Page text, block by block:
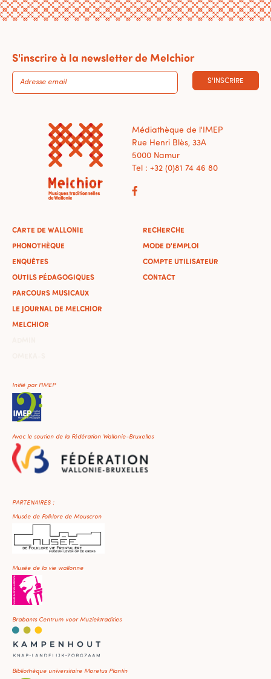
S'inscrire à la newsletter de Melchior
S'INSCRIRE
Médiathèque de l'IMEP
Rue Henri Blès, 33A
5000 Namur
Tel : +32 (0)81 74 46 80
CARTE DE WALLONIE
PHONOTHÈQUE
ENQUÊTES
OUTILS PÉDAGOGIQUES
PARCOURS MUSICAUX
LE JOURNAL DE MELCHIOR
MELCHIOR
RECHERCHE
MODE D'EMPLOI
COMPTE UTILISATEUR
CONTACT
Initié par l'IMEP
Avec le soutien de la Fédération Wallonie-Bruxelles
PARTENAIRES :
Musée de Folklore de Mouscron
Musée de la vie wallonne
Brabants Centrum voor Muziektradities
Bibliothèque universitaire Moretus Plantin